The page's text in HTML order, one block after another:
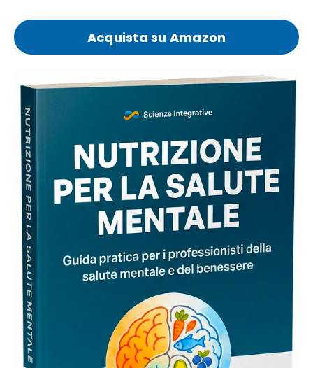
Acquista su Amazon